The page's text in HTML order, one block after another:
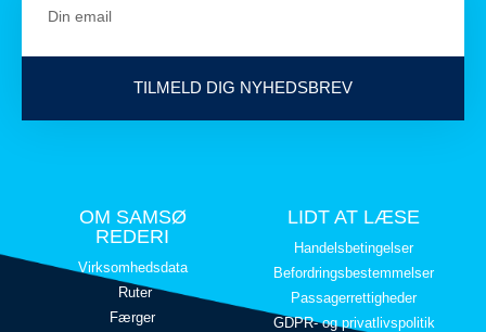
TILMELD DIG NYHEDSBREV
OM SAMSØ
REDERI
Virksomhedsdata
Ruter
Færger
LIDT AT LÆSE
Handelsbetingelser
Befordringsbestemmelser
Passagerrettigheder
GDPR- og privatlivspolitik